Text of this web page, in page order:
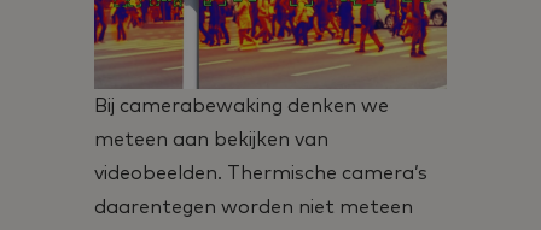
Bij camerabewaking denken we
meteen aan bekijken van
videobeelden. Thermische camera’s
daarentegen worden niet meteen